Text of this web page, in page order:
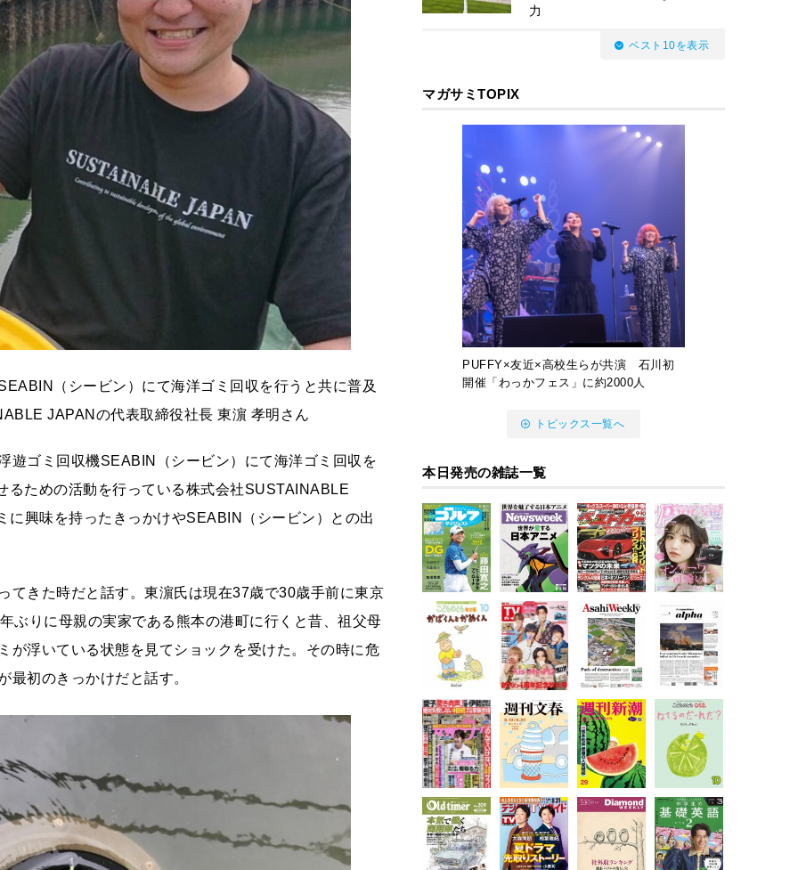
（シービン）にて海洋ゴミ回収を行うと共に普及
JAPANの代表取締役社長 東濵 孝明さん
遊ゴミ回収機SEABIN（シービン）にて海洋ゴミ回収を
ための活動を行っている株式会社SUSTAINABLE
興味を持ったきっかけやSEABIN（シービン）との出
てきた時だと話す。東濵氏は現在37歳で30歳手前に東京
ぶりに母親の実家である熊本の港町に行くと昔、祖父母
が浮いている状態を見てショックを受けた。その時に危
最初のきっかけだと話す。
力
ベスト10を表示
マガサミTOPIX
PUFFY×友近×高校生らが共演 石川初
開催「わっかフェス」に約2000人
トピックス一覧へ
本日発売の雑誌一覧